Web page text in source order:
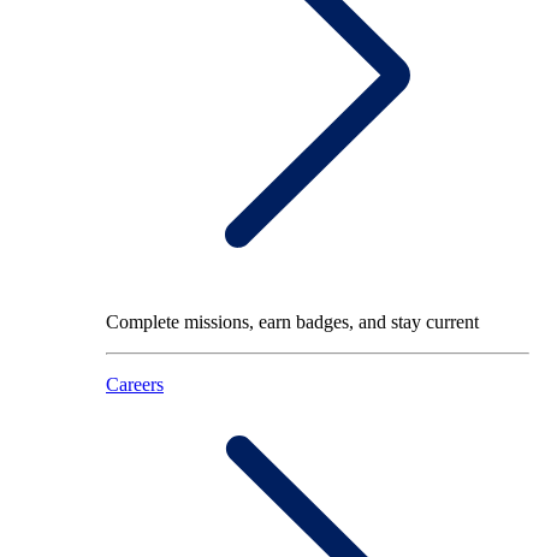
Complete missions, earn badges, and stay current
Careers